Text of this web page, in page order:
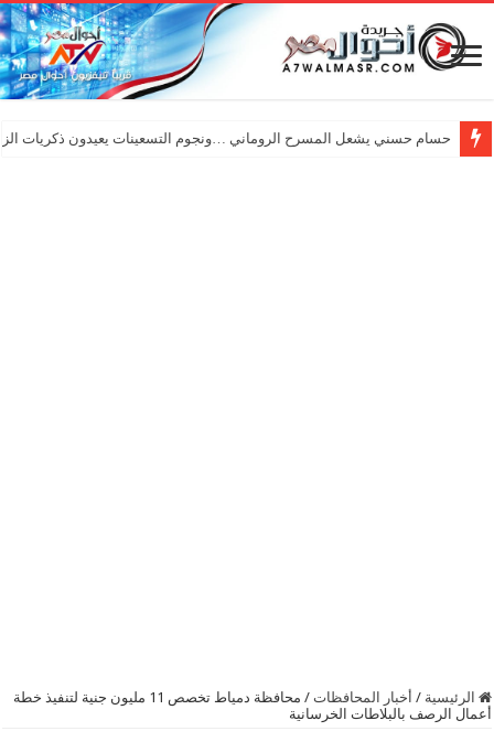
حسام حسني يشعل المسرح الروماني …ونجوم التسعينات يعيدون ذكريات
الرئيسية / أخبار المحافظات /
محافظة دمياط تخصص 11 مليون جنية لتنفيذ خطة
أعمال الرصف بالبلاطات الخرسانية